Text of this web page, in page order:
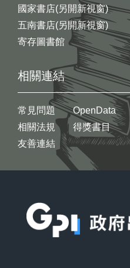
國家書店(另開新視窗)
五南書店(另開新視窗)
寄存圖書館
相關連結
常見問題
相關法規
友善連結
OpenData
得獎書目